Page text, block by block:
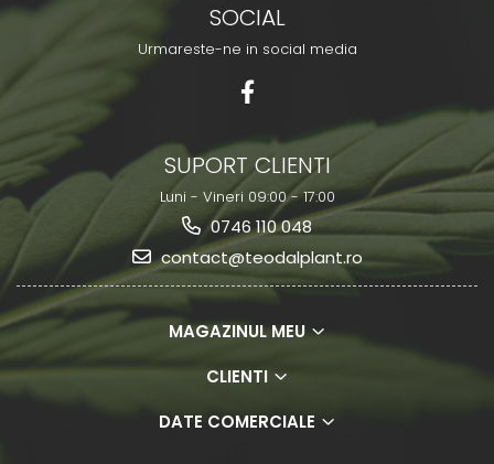
SOCIAL
Urmareste-ne in social media
SUPORT CLIENTI
Luni - Vineri 09:00 - 17:00
0746 110 048
contact@teodalplant.ro
MAGAZINUL MEU
CLIENTI
DATE COMERCIALE